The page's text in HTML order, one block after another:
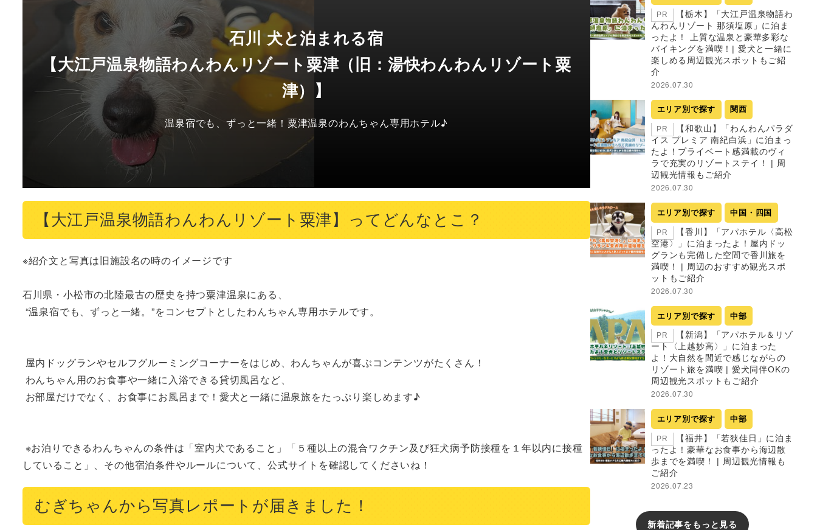
石川 犬と泊まれる宿
【大江戸温泉物語わんわんリゾート粟津（旧：湯快わんわんリゾート粟
津）】
温泉宿でも、ずっと一緒！粟津温泉のわんちゃん専用ホテル♪
【大江戸温泉物語わんわんリゾート粟津】ってどんなとこ？
※紹介文と写真は旧施設名の時のイメージです
石川県・小松市の北陸最古の歴史を持つ粟津温泉にある、
していること」、その他宿泊条件やルールについて、公式サイトを確認してくださいね！
むぎちゃんから写真レポートが届きました！
PR
【栃木】「大江戸温泉物語わ
んわんリゾート 那須塩原」に泊ま
ったよ！ 上質な温泉と豪華多彩な
バイキングを満喫！| 愛犬と一緒に
楽しめる周辺観光スポットもご紹
介
2026.07.30
エリア別で探す 関西
PR
【和歌山】「わんわんパラダ
イス プレミア 南紀白浜」に泊まっ
たよ！プライベート感満載のヴィ
ラで充実のリゾートステイ！ | 周
辺観光情報もご紹介
2026.07.30
エリア別で探す 中国・四国
PR
【香川】「アパホテル〈高松
空港〉」に泊まったよ！屋内ドッ
グランも完備した空間で香川旅を
満喫！ | 周辺のおすすめ観光スポ
ットもご紹介
2026.07.30
エリア別で探す 中部
PR
【新潟】「アパホテル＆リゾ
ート〈上越妙高〉」に泊まった
よ！大自然を間近で感じながらの
リゾート旅を満喫 | 愛犬同伴OKの
周辺観光スポットもご紹介
2026.07.30
エリア別で探す 中部
PR
【福井】「若狭佳日」に泊ま
ったよ！豪華なお食事から海辺散
歩までを満喫！ | 周辺観光情報も
ご紹介
2026.07.23
新着記事をもっと見る